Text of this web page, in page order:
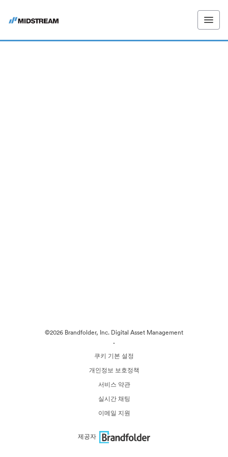
©2026 Brandfolder, Inc. Digital Asset Management
·
쿠키 기본 설정
개인정보 보호정책
서비스 약관
실시간 채팅
이메일 지원
제공자